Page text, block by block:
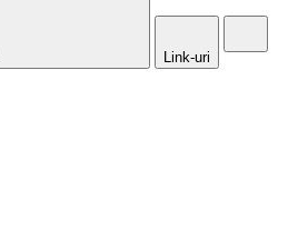
Link-uri